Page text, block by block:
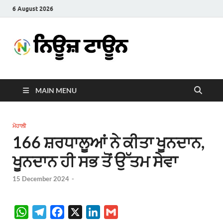
6 August 2026
Town
MAIN MENU
ਮੋਹਾਲੀ
166 ਸ਼ਰਧਾਲੂਆਂ ਨੇ ਕੀਤਾ ਖੂਨਦਾਨ,
ਖੂਨਦਾਨ ਹੀ ਸਭ ਤੋਂ ਉੱਤਮ ਸੇਵਾ
15 December 2024 -
W